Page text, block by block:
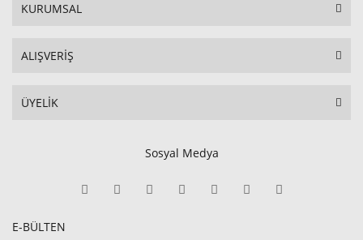
KURUMSAL
ALIŞVERİŞ
ÜYELİK
Sosyal Medya
E-BÜLTEN